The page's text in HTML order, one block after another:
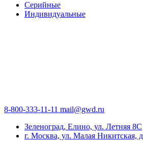
Серийные
Индивидуальные
8-800-333-11-11 mail@gwd.ru
Зеленоград, Елино, ул. Летняя 8С
г. Москва, ул. Малая Никитская,